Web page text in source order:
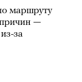
маршруту
—
за